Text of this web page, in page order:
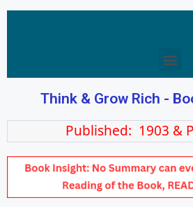
Think & Grow Rich -
Published: 1903 &